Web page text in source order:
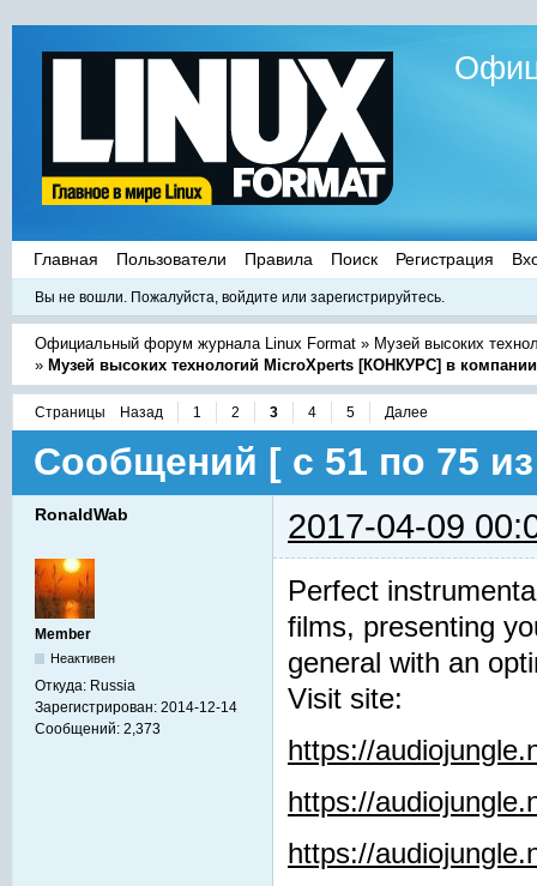
Главная Пользователи Правила Поиск Регистрация
Вы не вошли. Пожалуйста, войдите или зарегистрируйтесь.
Официальный форум журнала Linux Format » Музей высоких
» Музей высоких технологий MicroXperts [КОНКУРС] в
Страницы Назад 1 2 3 4 5 Далее
Сообщений [ с 51 по 75
RonaldWab 2017-04-09
Member
Неактивен
Откуда: Russia
Зарегистрирован: 2014-12-14
Сообщений: 2,373
Perfect
films, presenting
general with an
Visit site:
https://
https://
https://